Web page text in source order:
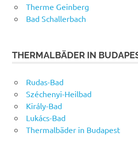
Therme Geinberg
Bad Schallerbach
THERMALBÄDER IN
Rudas-Bad
Széchenyi-Heilbad
Király-Bad
Lukács-Bad
Thermalbäder in Budapest